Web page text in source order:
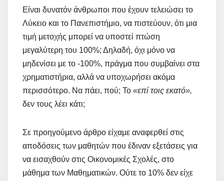
Είναι δυνατόν άνθρωποι που έχουν τελειώσει το
Λύκειο και το Πανεπιστήμιο, να πιστεύουν, ότι μια
τιμή μετοχής μπορεί να υποστεί πτώση
μεγαλύτερη του 100%; Δηλαδή, όχι μόνο να
μηδενίσει με το -100%, πράγμα που συμβαίνει στα
χρηματιστήρια, αλλά να υποχωρήσει ακόμα
περισσότερο. Να πάει, πού; Το «επί τοις εκατό»,
δεν τους λέει κάτι;
Σε προηγούμενο άρθρο είχαμε αναφερθεί στις
αποδόσεις των μαθητών που έδιναν εξετάσεις για
να εισαχθούν στις Οικονομικές Σχολές, στο
μάθημα των Μαθηματικών. Ούτε το 10% δεν είχε